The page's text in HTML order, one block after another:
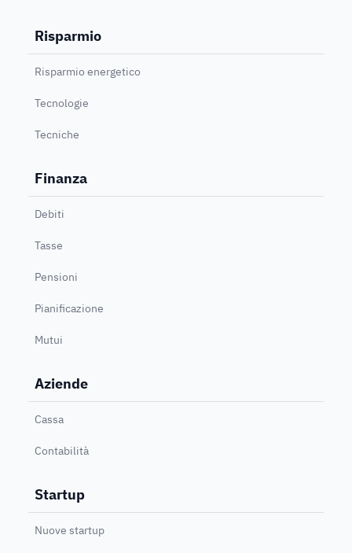
Risparmio
Risparmio energetico
Tecnologie
Tecniche
Finanza
Debiti
Tasse
Pensioni
Pianificazione
Mutui
Aziende
Cassa
Contabilità
Startup
Nuove startup